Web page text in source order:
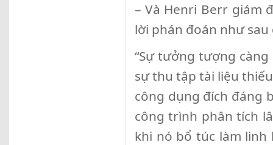
– Và Henri Berr giám
lời phán đoán như sau
“Sự tưởng tượng
sự thu tập tài liệu
công dụng đích đáng
công trình phân tích
khi nó bổ túc làm